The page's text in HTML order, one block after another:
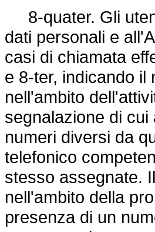
8-quater. Gli
dati personali e
casi di chiamata
e 8-ter, indicando il
nell'ambito
segnalazione di
numeri diversi da
telefonico
stesso assegnate.
nell'ambito della
presenza di un